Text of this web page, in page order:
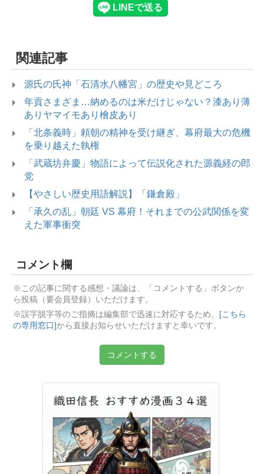
関連記事
源氏の氏神「石清水八幡宮」の歴史や見どころ
年貢さまざま…納めるのは米だけじゃない？漆あり薄
ありヤマイモあり檜皮あり
「北条義時」頼朝の精神を受け継ぎ、幕府最大の危機
を乗り越えた執権
「武蔵坊弁慶」物語によって伝説化された源義経の郎
党
【やさしい歴史用語解説】「鎌倉殿」
「承久の乱」朝廷 VS 幕府！それまでの公武関係を変
えた軍事衝突
コメント欄
※この記事に関する感想・議論は、「コメントする」ボタンか
ら投稿（要会員登録）いただけます。
※誤字脱字等のご指摘は編集部で迅速に対応するため、 [こちら
の専用窓口]から直接お知らせいただけますと幸いです。
コメントする